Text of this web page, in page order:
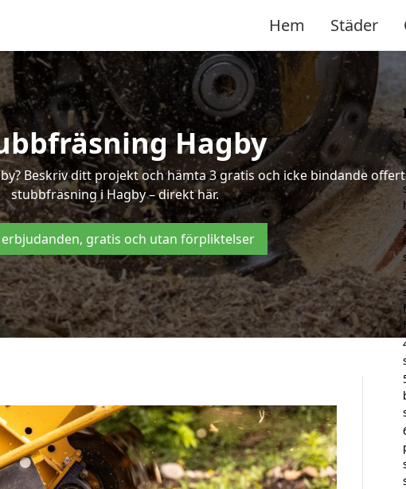
Hem Städer
Hagby
Beskriv ditt projekt och hämta 3 gratis och icke bindande
stubbfräsning i Hagby – direkt här.
erbjudanden, gratis och utan förpliktelser